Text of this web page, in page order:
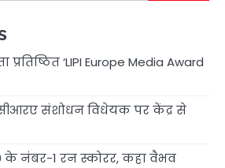
प्रतिष्ठित ‘LIPI Europe Media Award
संशोधन विधेयक पर केंद्र से
के नंबर-1 रन स्कोरर, कहा वैभव